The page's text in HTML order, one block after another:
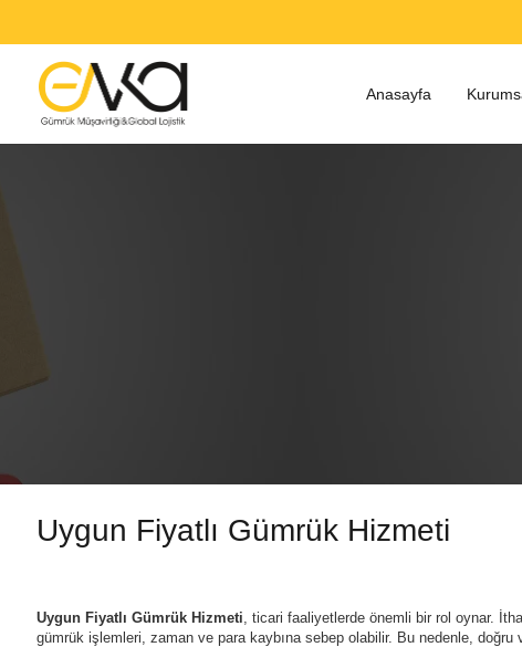
Anasayfa
Uygun Fiyatlı Gümrük Hizmeti
Uygun Fiyatlı Gümrük Hizmeti , ticari faaliyetlerde önemli bir rol oynar.
gümrük işlemleri, zaman ve para kaybına sebep olabilir. Bu nedenle,